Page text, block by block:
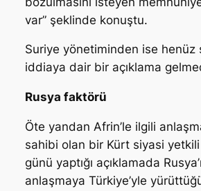
var” şeklinde konuştu.
Suriye yönetiminden ise henüz
iddiaya dair bir açıklama
Rusya faktörü
Öte yandan Afrin’le ilgili
sahibi olan bir Kürt siyasi
günü yaptığı açıklamada
anlaşmaya Türkiye’yle